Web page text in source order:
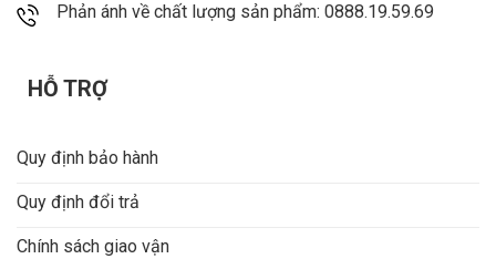
Phản ánh về chất lượng sản phẩm: 0888.19.59.69
HỖ TRỢ
Quy định bảo hành
Quy định đổi trả
Chính sách giao vận